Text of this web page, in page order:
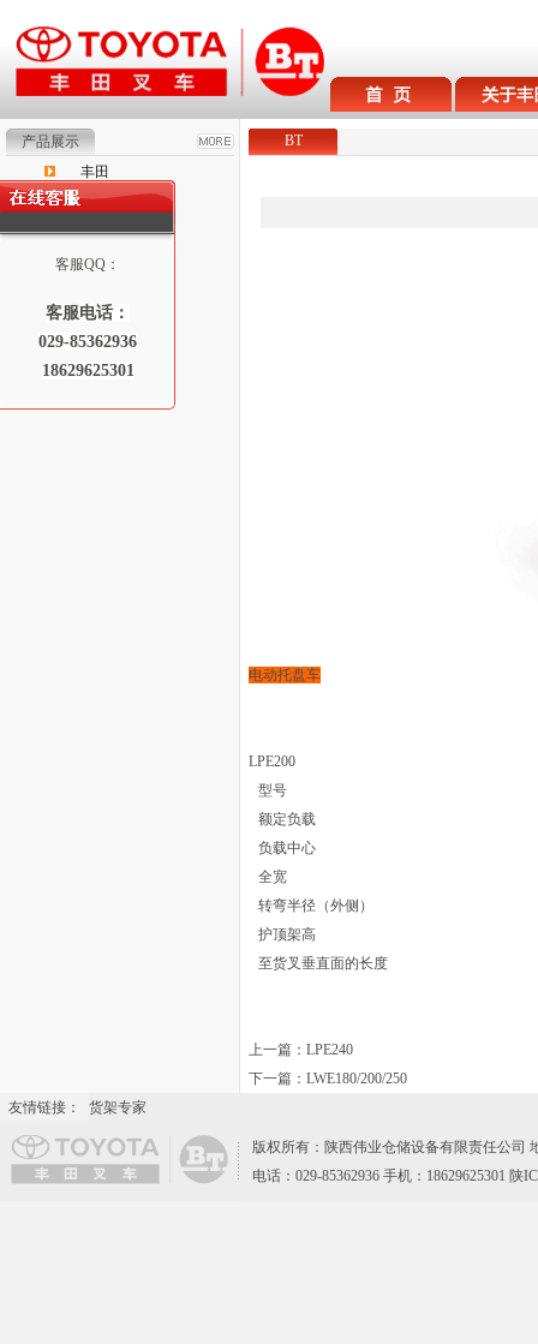
客服QQ：
客服电话：
029-85362936
18629625301
产品展示
丰田
BT
Raymond
BT
电动托盘车
LPE200
型号
额定负载
负载中心
全宽
转弯半径（外侧）
护顶架高
至货叉垂直面的长度
上一篇： LPE240
下一篇： LWE180/200/250
友情链接：
货架专家
版权所有：陕西伟业仓储设备有限责任公司
电话：029-85362936 手机：18629625301 陕